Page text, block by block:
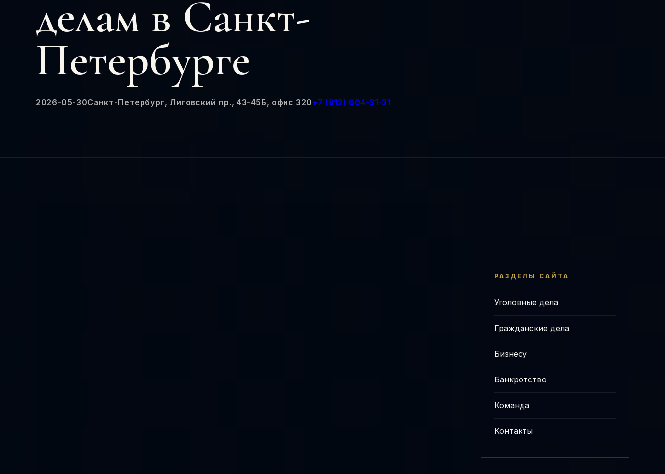
делам в Санкт-
Петербурге
2026-05-30Санкт-Петербург, Лиговский пр., 43-45Б, офис 320+7 (812) 604-31-31
РАЗДЕЛЫ САЙТА
Уголовные дела
Гражданские дела
Бизнесу
Банкротство
Команда
Контакты